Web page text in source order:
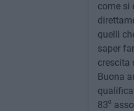
come si
quelli
saper
crescita
Buona
83⁰